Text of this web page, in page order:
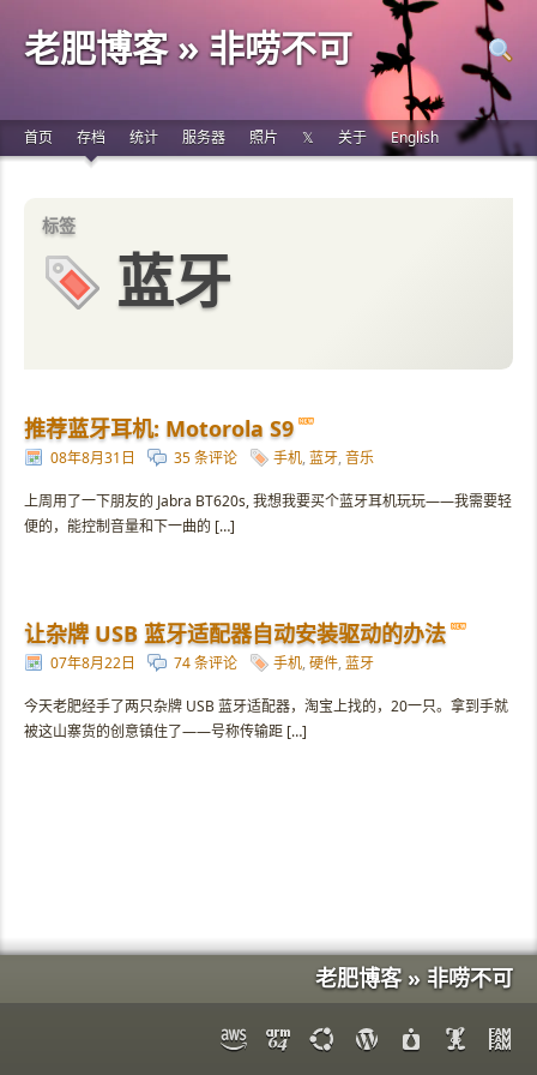
老肥博客 » 非唠不可
首页 存档 统计 服务器 照片 𝕏 关于 English
标签
蓝牙
推荐蓝牙耳机: Motorola S9
08年8月31日 35 条评论 手机, 蓝牙, 音乐
上周用了一下朋友的 Jabra BT620s, 我想我要买个蓝牙耳机玩玩——我需要轻
便的，能控制音量和下一曲的 […]
让杂牌 USB 蓝牙适配器自动安装驱动的办法
07年8月22日 74 条评论 手机, 硬件, 蓝牙
今天老肥经手了两只杂牌 USB 蓝牙适配器，淘宝上找的，20一只。拿到手就
被这山寨货的创意镇住了——号称传输距 […]
老肥博客 » 非唠不可